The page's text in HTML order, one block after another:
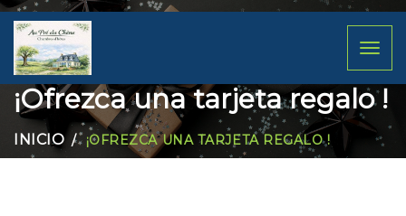
¡Ofrezca una tarjeta regalo !
INICIO ¡OFREZCA UNA TARJETA REGALO !